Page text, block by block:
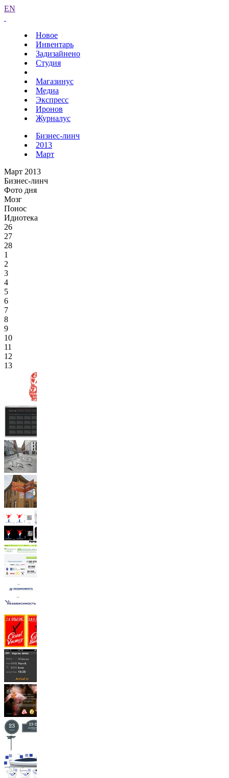
EN
Новое
Инвентарь
Задизайнено
Студия
Магазинус
Медиа
Экспресс
Иронов
Журналус
Бизнес-линч
2013
Март
Март 2013
Бизнес-линч
Фото дня
Мозг
Понос
Идиотека
26
27
28
1
2
3
4
5
6
7
8
9
10
11
12
13